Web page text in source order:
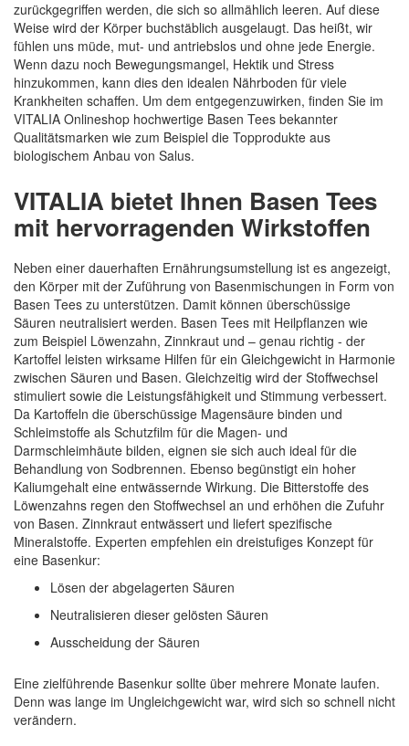
zurückgegriffen werden, die sich so allmählich leeren. Auf diese
Weise wird der Körper buchstäblich ausgelaugt. Das heißt, wir
fühlen uns müde, mut- und antriebslos und ohne jede Energie.
Wenn dazu noch Bewegungsmangel, Hektik und Stress
hinzukommen, kann dies den idealen Nährboden für viele
Krankheiten schaffen. Um dem entgegenzuwirken, finden Sie im
VITALIA Onlineshop hochwertige Basen Tees bekannter
Qualitätsmarken wie zum Beispiel die Topprodukte aus
biologischem Anbau von Salus.
VITALIA bietet Ihnen Basen Tees
mit hervorragenden Wirkstoffen
Neben einer dauerhaften Ernährungsumstellung ist es angezeigt,
den Körper mit der Zuführung von Basenmischungen in Form von
Basen Tees zu unterstützen. Damit können überschüssige
Säuren neutralisiert werden. Basen Tees mit Heilpflanzen wie
zum Beispiel Löwenzahn, Zinnkraut und – genau richtig - der
Kartoffel leisten wirksame Hilfen für ein Gleichgewicht in Harmonie
zwischen Säuren und Basen. Gleichzeitig wird der Stoffwechsel
stimuliert sowie die Leistungsfähigkeit und Stimmung verbessert.
Da Kartoffeln die überschüssige Magensäure binden und
Schleimstoffe als Schutzfilm für die Magen- und
Darmschleimhäute bilden, eignen sie sich auch ideal für die
Behandlung von Sodbrennen. Ebenso begünstigt ein hoher
Kaliumgehalt eine entwässernde Wirkung. Die Bitterstoffe des
Löwenzahns regen den Stoffwechsel an und erhöhen die Zufuhr
von Basen. Zinnkraut entwässert und liefert spezifische
Mineralstoffe. Experten empfehlen ein dreistufiges Konzept für
eine Basenkur:
Lösen der abgelagerten Säuren
Neutralisieren dieser gelösten Säuren
Ausscheidung der Säuren
Eine zielführende Basenkur sollte über mehrere Monate laufen.
Denn was lange im Ungleichgewicht war, wird sich so schnell nicht
verändern.